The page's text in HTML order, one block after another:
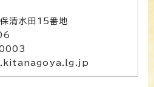
清水田15番地